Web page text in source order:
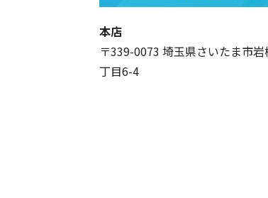
本店
〒339-0073 埼玉県さいたま市
丁目6-4